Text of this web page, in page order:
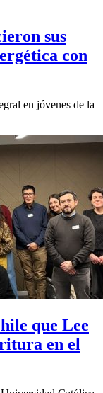
sus
con
en jóvenes de la
que Lee
en el